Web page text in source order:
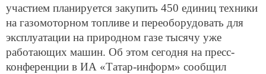
участием планируется закупить 450 единиц техники
на газомоторном топливе и переоборудовать для
эксплуатации на природном газе тысячу уже
работающих машин. Об этом сегодня на пресс-
конференции в ИА «Татар-информ» сообщил